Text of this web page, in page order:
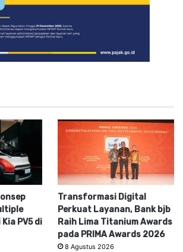
PV5 di
Transformasi Digital
Perkuat Layanan, Bank bjb
Raih Lima Titanium Awards
pada PRIMA Awards 2026
8 Agustus 2026